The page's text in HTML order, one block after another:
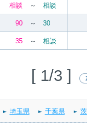
相談 ～ 相談
90 ～ 30
35 ～ 相談
[ 1/3 ]
埼玉県 千葉県